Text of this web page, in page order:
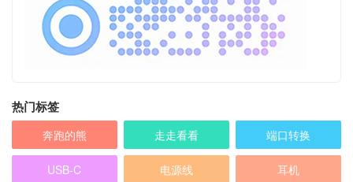
热门标签
奔跑的熊 走走看看 端口转换
USB-C 电源线 耳机